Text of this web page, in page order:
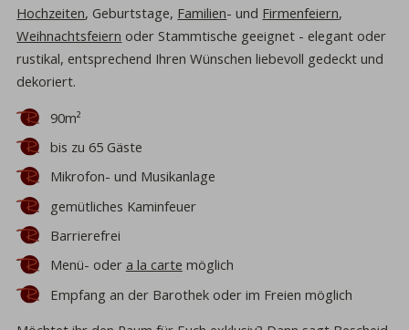
Hochzeiten, Geburtstage, Familien- und Firmenfeiern,
Weihnachtsfeiern oder Stammtische geeignet - elegant oder
rustikal, entsprechend Ihren Wünschen liebevoll gedeckt und
dekoriert.
90m²
bis zu 65 Gäste
Mikrofon- und Musikanlage
gemütliches Kaminfeuer
Barrierefrei
Menü- oder a la carte möglich
Empfang an der Barothek oder im Freien möglich